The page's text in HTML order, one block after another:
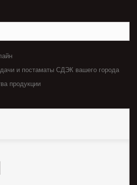
и постаматы СДЭК вашего города
продукции